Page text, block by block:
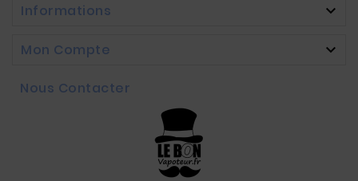
Informations 
Mon Compte 
Nous Contacter